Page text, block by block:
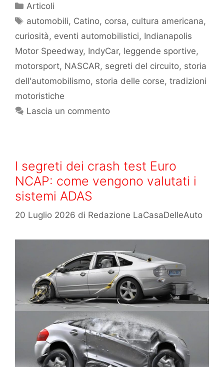
Articoli
automobili, Catino, corsa, cultura americana,
curiosità, eventi automobilistici, Indianapolis
Motor Speedway, IndyCar, leggende sportive,
motorsport, NASCAR, segreti del circuito, storia
dell'automobilismo, storia delle corse, tradizioni
motoristiche
Lascia un commento
I segreti dei crash test Euro
NCAP: come vengono valutati i
sistemi ADAS
20 Luglio 2026 di Redazione LaCasaDelleAuto